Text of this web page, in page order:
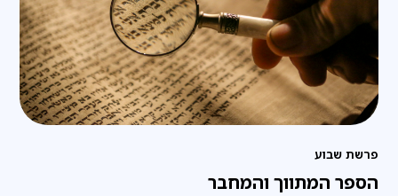
פרשת שבוע
הספר המתווך והמחבר